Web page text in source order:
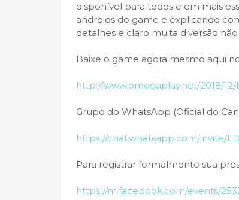
disponível para todos e em mais
androids do game e explicando
detalhes e claro muita diversão não
Baixe o game agora mesmo aqui
http://www.omegaplay.net/2018/
Grupo do WhatsApp (Oficial do
https://chat.whatsapp.com/invite/
Para registrar formalmente sua
https://m.facebook.com/events/